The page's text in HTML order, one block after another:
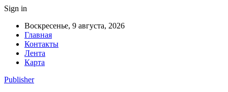
Sign in
Воскресенье, 9 августа, 2026
Главная
Контакты
Лента
Карта
Publisher